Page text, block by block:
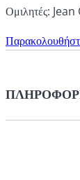
Ομιλητές: Jean